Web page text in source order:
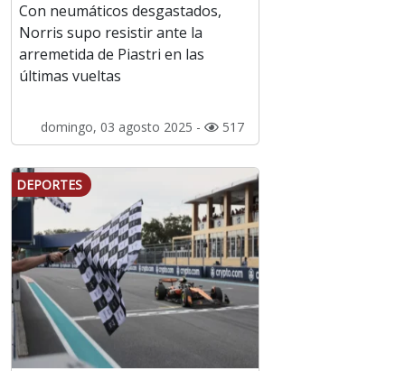
Con neumáticos desgastados,
Norris supo resistir ante la
arremetida de Piastri en las
últimas vueltas
domingo, 03 agosto 2025 - 517
DEPORTES